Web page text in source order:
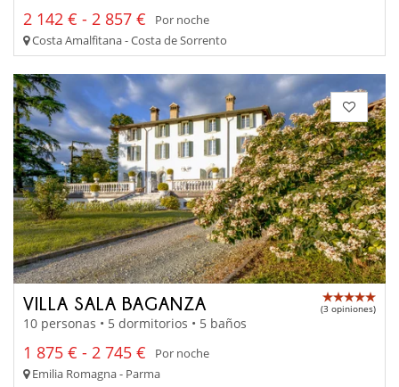
2 142 € - 2 857 €
Por noche
Costa Amalfitana - Costa de Sorrento
VILLA SALA BAGANZA (3 opiniones)
10 personas • 5 dormitorios • 5 baños
1 875 € - 2 745 €
Por noche
Emilia Romagna - Parma